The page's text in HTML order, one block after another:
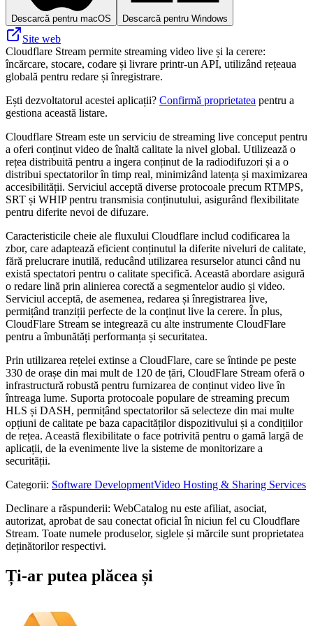
Descarcă pentru macOS Descarcă pentru Windows
Site web
Cloudflare Stream permite streaming video live și la cerere:
încărcare, stocare, codare și livrare printr-un API, utilizând rețeaua
globală pentru redare și înregistrare.
Ești dezvoltatorul acestei aplicații? Confirmă proprietatea pentru a
gestiona această listare.
Cloudflare Stream este un serviciu de streaming live conceput pentru
a oferi conținut video de înaltă calitate la nivel global. Utilizează o
rețea distribuită pentru a ingera conținut de la radiodifuzori și a o
distribui spectatorilor în timp real, minimizând latența și maximizarea
accesibilității. Serviciul acceptă diverse protocoale precum RTMPS,
SRT și WHIP pentru transmisia conținutului, asigurând flexibilitate
pentru diferite nevoi de difuzare.
Caracteristicile cheie ale fluxului Cloudflare includ codificarea la
zbor, care adaptează eficient conținutul la diferite niveluri de calitate,
fără prelucrare inutilă, reducând utilizarea resurselor atunci când nu
există spectatori pentru o calitate specifică. Această abordare asigură
o redare lină prin alinierea corectă a segmentelor audio și video.
Serviciul acceptă, de asemenea, redarea și înregistrarea live,
permițând tranziții perfecte de la conținut live la cerere. În plus,
CloudFlare Stream se integrează cu alte instrumente CloudFlare
pentru a îmbunătăți performanța și securitatea.
Prin utilizarea rețelei extinse a CloudFlare, care se întinde pe peste
330 de orașe din mai mult de 120 de țări, CloudFlare Stream oferă o
infrastructură robustă pentru furnizarea de conținut video live în
întreaga lume. Suporta protocoale populare de streaming precum
HLS și DASH, permițând spectatorilor să selecteze din mai multe
opțiuni de calitate pe baza capacităților dispozitivului și a condițiilor
de rețea. Această flexibilitate o face potrivită pentru o gamă largă de
aplicații, de la evenimente live la sisteme de monitorizare a
securității.
Categorii: Software DevelopmentVideo Hosting & Sharing Services
Declinare a răspunderii: WebCatalog nu este afiliat, asociat,
autorizat, aprobat de sau conectat oficial în niciun fel cu Cloudflare
Stream. Toate numele produselor, siglele și mărcile sunt proprietatea
deținătorilor respectivi.
Ți-ar putea plăcea și